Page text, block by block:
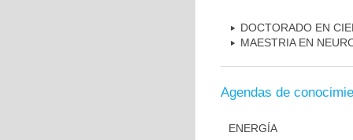
DOCTORADO EN
MAESTRIA EN
Agendas de
ENERGÍA